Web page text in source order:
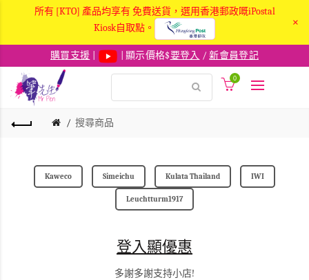
所有 [KTO] 產品均享有 免費送貨，選用香港郵政嘅iPostal
Kiosk自取點。
×
購買支援 | 顯示價格$要登入 /新會員登記
0
搜尋商品
Kaweco Simeichu Kulata Thailand IWI
Leuchtturm1917
登入顯優惠
多謝多謝支持小店!